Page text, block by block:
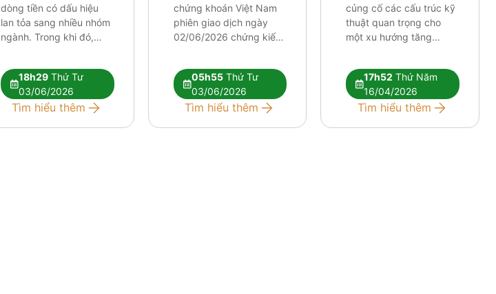
dòng tiền có dấu hiệu
lan tỏa sang nhiều nhóm
ngành. Trong khi đó,
HOSE nhưng áp lực đã
phần nào được hấp thụ
bởi dòng tiền trong
18h29Thứ Tư
03/06/2026
Tìm hiểu thêm
chứng khoán Việt Nam
phiên giao dịch ngày
02/06/2026 chứng kiến
kỹ thuật tiêu cực đang
dần xuất hiện rõ nét hơn,
đòi hỏi nhà đầu tư phải
05h55Thứ Tư
03/06/2026
Tìm hiểu thêm
củng cố các cấu trúc kỹ
thuật quan trọng cho
một xu hướng tăng
những cột mốc định hình
xu hướng khá lạc quan,
tâm lý thị trường nhìn
17h52 Thứ Năm
16/04/2026
Tìm hiểu thêm